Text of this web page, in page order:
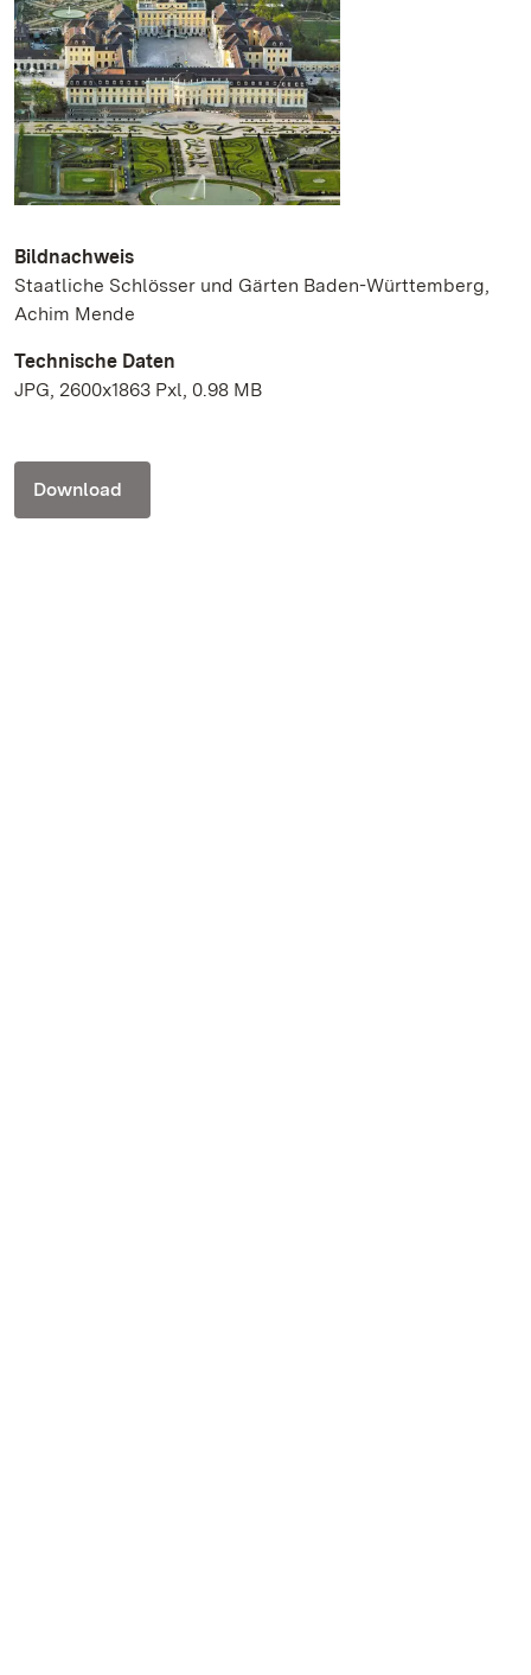
Bildnachweis
Staatliche Schlösser und Gärten Baden-Württemberg,
Achim Mende
Technische Daten
JPG, 2600x1863 Pxl, 0.98 MB
Download